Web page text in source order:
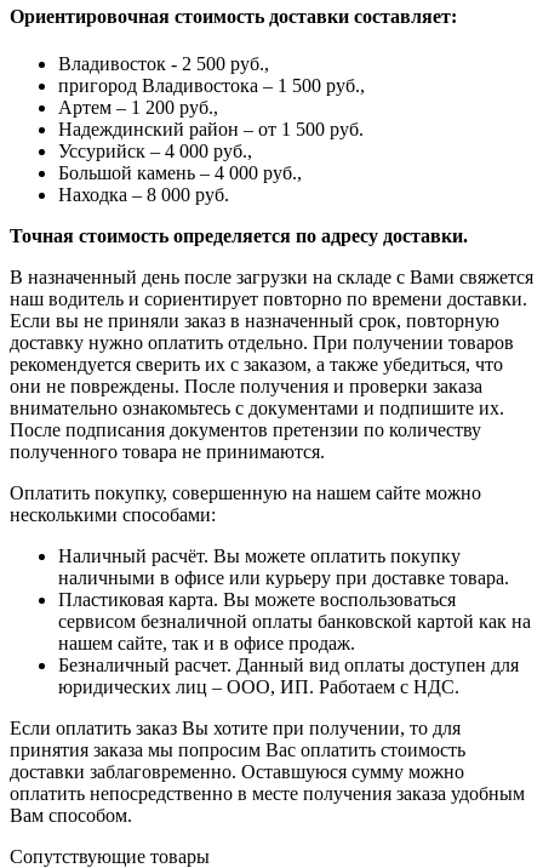
Ориентировочная стоимость доставки составляет:
Владивосток - 2 500 руб.,
пригород Владивостока – 1 500 руб.,
Артем – 1 200 руб.,
Надеждинский район – от 1 500 руб.
Уссурийск – 4 000 руб.,
Большой камень – 4 000 руб.,
Находка – 8 000 руб.
Точная стоимость определяется по адресу доставки.
В назначенный день после загрузки на складе с Вами свяжется
наш водитель и сориентирует повторно по времени доставки.
Если вы не приняли заказ в назначенный срок, повторную
доставку нужно оплатить отдельно. При получении товаров
рекомендуется сверить их с заказом, а также убедиться, что
они не повреждены. После получения и проверки заказа
внимательно ознакомьтесь с документами и подпишите их.
После подписания документов претензии по количеству
полученного товара не принимаются.
Оплатить покупку, совершенную на нашем сайте можно
несколькими способами:
Наличный расчёт. Вы можете оплатить покупку
наличными в офисе или курьеру при доставке товара.
Пластиковая карта. Вы можете воспользоваться
сервисом безналичной оплаты банковской картой как на
нашем сайте, так и в офисе продаж.
Безналичный расчет. Данный вид оплаты доступен для
юридических лиц – ООО, ИП. Работаем с НДС.
Если оплатить заказ Вы хотите при получении, то для
принятия заказа мы попросим Вас оплатить стоимость
доставки заблаговременно. Оставшуюся сумму можно
оплатить непосредственно в месте получения заказа удобным
Вам способом.
Сопутствующие товары